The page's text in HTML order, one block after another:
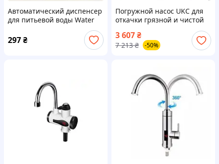
Автоматический диспенсер
для питьевой воды Water
297₴
Погружной насос UKC для
откачки грязной и чистой
воды мощный 3750W напор
до 25 метров с поплавком
3 607₴
7 213 ₴ -50%